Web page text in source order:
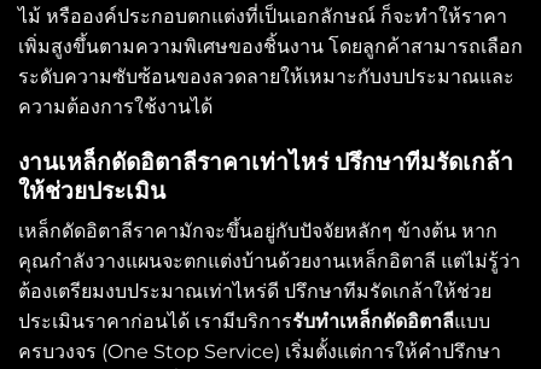
ไม้ หรือองค์ประกอบตกแต่งที่เป็นเอกลักษณ์ ก็จะทำให้ราคา
เพิ่มสูงขึ้นตามความพิเศษของชิ้นงาน โดยลูกค้าสามารถเลือก
ระดับความซับซ้อนของลวดลายให้เหมาะกับงบประมาณและ
ความต้องการใช้งานได้
งานเหล็กดัดอิตาลีราคาเท่าไหร่ ปรึกษาทีมรัดเกล้า
ให้ช่วยประเมิน
เหล็กดัดอิตาลีราคามักจะขึ้นอยู่กับปัจจัยหลักๆ ข้างต้น หาก
คุณกำลังวางแผนจะตกแต่งบ้านด้วยงานเหล็กอิตาลี แต่ไม่รู้ว่า
ต้องเตรียมงบประมาณเท่าไหร่ดี ปรึกษาทีมรัดเกล้าให้ช่วย
ประเมินราคาก่อนได้ เรามีบริการรับทำเหล็กดัดอิตาลีแบบ
ครบวงจร (One Stop Service) เริ่มตั้งแต่การให้คำปรึกษา